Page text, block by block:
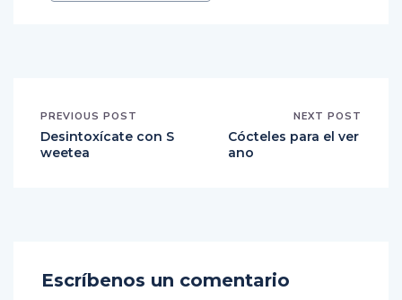
PREVIOUS POST
Desintoxícate con S
weetea
NEXT POST
Cócteles para el ver
ano
Escríbenos un comentario